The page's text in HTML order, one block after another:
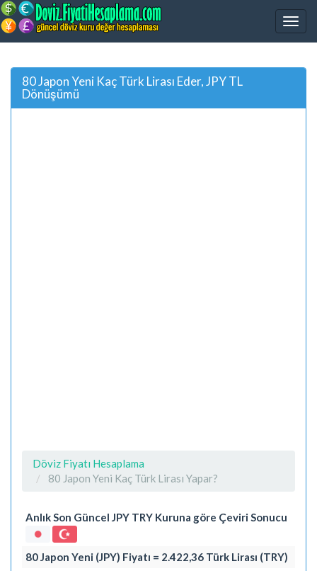
80 Japon Yeni Kaç Türk Lirası Eder, JPY TL
Dönüşümü
Döviz Fiyatı Hesaplama
80 Japon Yeni Kaç Türk Lirası Yapar?
Anlık Son Güncel JPY TRY Kuruna göre Çeviri Sonucu
80 Japon Yeni (JPY) Fiyatı = 2.422,36 Türk Lirası (TRY)